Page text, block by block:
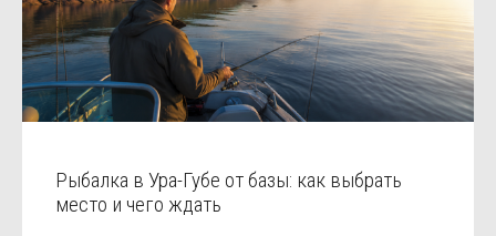
Рыбалка в Ура-Губе от базы: как выбрать
место и чего ждать